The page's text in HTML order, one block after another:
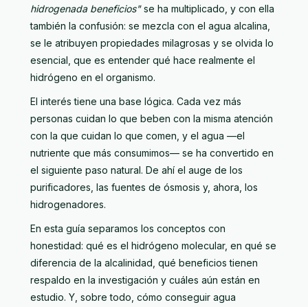
hidrogenada beneficios"se ha multiplicado, y con ella
también la confusión: se mezcla con el agua alcalina,
se le atribuyen propiedades milagrosas y se olvida lo
esencial, que es entender qué hace realmente el
hidrógeno en el organismo.
El interés tiene una base lógica. Cada vez más
personas cuidan lo que beben con la misma atención
con la que cuidan lo que comen, y el agua —el
nutriente que más consumimos— se ha convertido en
el siguiente paso natural. De ahí el auge de los
purificadores, las fuentes de ósmosis y, ahora, los
hidrogenadores.
En esta guía separamos los conceptos con
honestidad: qué es el hidrógeno molecular, en qué se
diferencia de la alcalinidad, qué beneficios tienen
respaldo en la investigación y cuáles aún están en
estudio. Y, sobre todo, cómo conseguir agua